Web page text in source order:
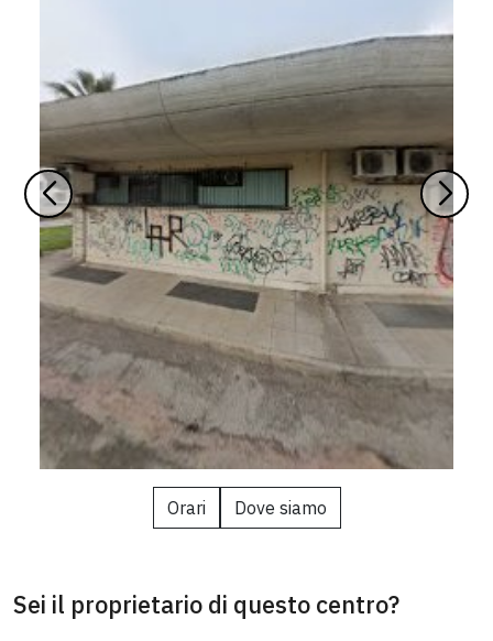
Orari Dove siamo
Sei il proprietario di questo centro?